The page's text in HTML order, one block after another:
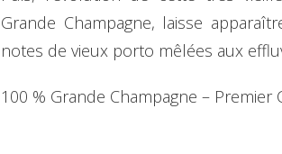
Grande Champagne, laisse
notes de vieux porto mêlées aux
100 % Grande Champagne – Premier